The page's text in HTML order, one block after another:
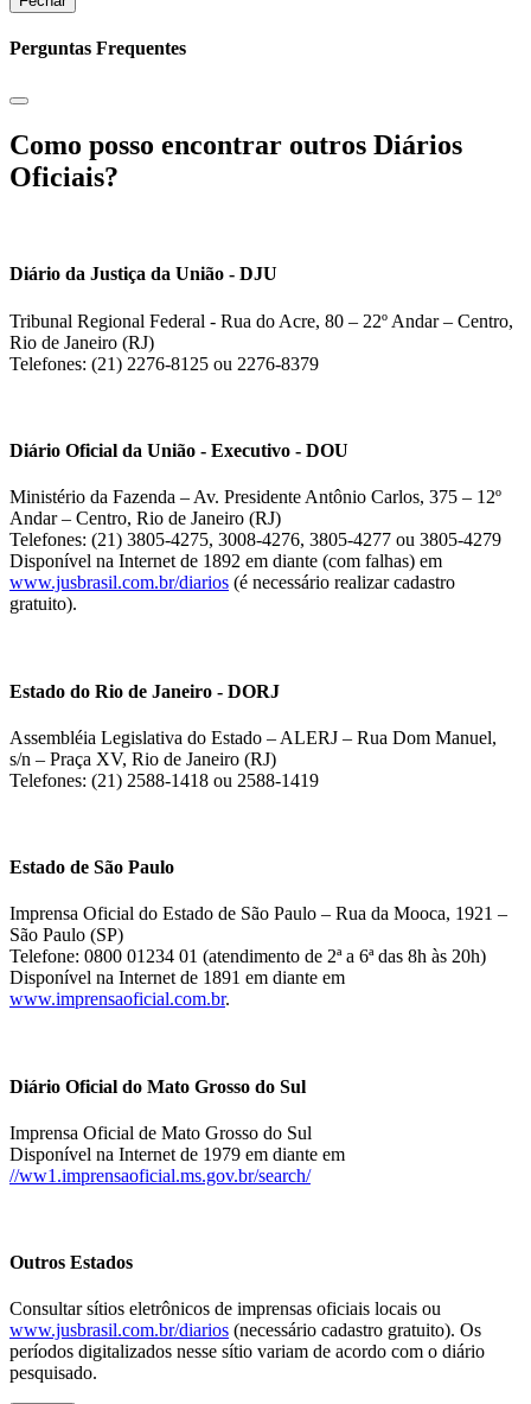
Perguntas Frequentes
Como posso encontrar outros Diários
Oficiais?
Diário da Justiça da União - DJU
Tribunal Regional Federal - Rua do Acre, 80 – 22º Andar – Centro,
Rio de Janeiro (RJ)
Telefones: (21) 2276-8125 ou 2276-8379
Diário Oficial da União - Executivo - DOU
Ministério da Fazenda – Av. Presidente Antônio Carlos, 375 – 12º
Andar – Centro, Rio de Janeiro (RJ)
Telefones: (21) 3805-4275, 3008-4276, 3805-4277 ou 3805-4279
Disponível na Internet de 1892 em diante (com falhas) em
www.jusbrasil.com.br/diarios (é necessário realizar cadastro
gratuito).
Estado do Rio de Janeiro - DORJ
Assembléia Legislativa do Estado – ALERJ – Rua Dom Manuel,
s/n – Praça XV, Rio de Janeiro (RJ)
Telefones: (21) 2588-1418 ou 2588-1419
Estado de São Paulo
Imprensa Oficial do Estado de São Paulo – Rua da Mooca, 1921 –
São Paulo (SP)
Telefone: 0800 01234 01 (atendimento de 2ª a 6ª das 8h às 20h)
Disponível na Internet de 1891 em diante em
www.imprensaoficial.com.br.
Diário Oficial do Mato Grosso do Sul
Imprensa Oficial de Mato Grosso do Sul
Disponível na Internet de 1979 em diante em
//ww1.imprensaoficial.ms.gov.br/search/
Outros Estados
Consultar sítios eletrônicos de imprensas oficiais locais ou
www.jusbrasil.com.br/diarios (necessário cadastro gratuito). Os
períodos digitalizados nesse sítio variam de acordo com o diário
pesquisado.